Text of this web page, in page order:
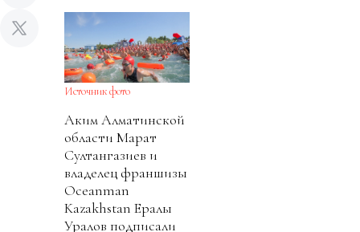
Источник фото
Аким Алматинской
области Марат
Султангазиев и
владелец франшизы
Oceanman
Kazakhstan Ералы
Уралов подписали